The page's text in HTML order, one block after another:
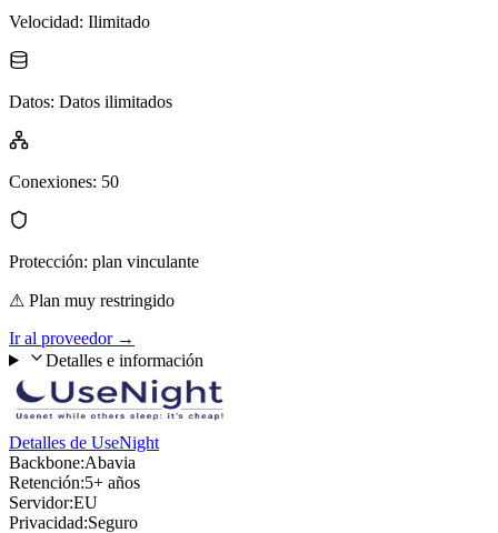
Velocidad: Ilimitado
Datos: Datos ilimitados
Conexiones: 50
Protección: plan vinculante
⚠ Plan muy restringido
Ir al proveedor→
Detalles e información
Detalles de UseNight
Backbone:Abavia
Retención:5+ años
Servidor:EU
Privacidad:Seguro